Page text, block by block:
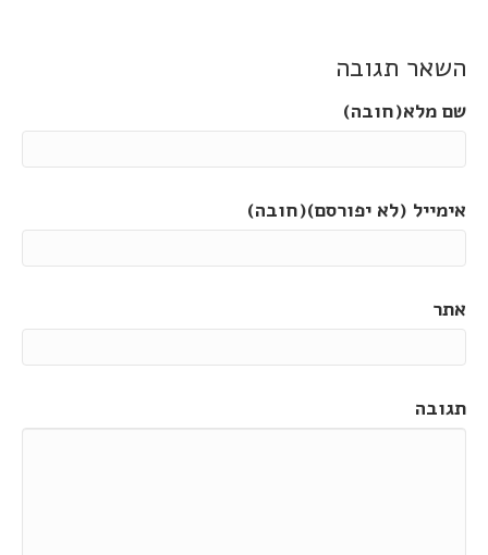
השאר תגובה
שם מלא(חובה)
אימייל (לא יפורסם)(חובה)
אתר
תגובה